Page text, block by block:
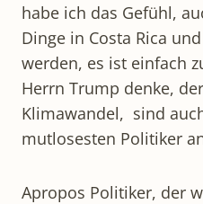
habe ich das Gefühl,
Dinge in Costa Rica
werden, es ist einfach
Herrn Trump denke,
Klimawandel, sind
mutlosesten Politiker
Apropos Politiker, der